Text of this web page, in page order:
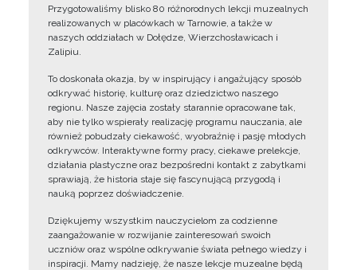
Przygotowaliśmy blisko 80 różnorodnych lekcji muzealnych
realizowanych w placówkach w Tarnowie, a także w
naszych oddziałach w Dołędze, Wierzchosławicach i
Zalipiu.
To doskonała okazja, by w inspirujący i angażujący sposób
odkrywać historię, kulturę oraz dziedzictwo naszego
regionu. Nasze zajęcia zostały starannie opracowane tak,
aby nie tylko wspierały realizację programu nauczania, ale
również pobudzały ciekawość, wyobraźnię i pasję młodych
odkrywców. Interaktywne formy pracy, ciekawe prelekcje,
działania plastyczne oraz bezpośredni kontakt z zabytkami
sprawiają, że historia staje się fascynującą przygodą i
nauką poprzez doświadczenie.
Dziękujemy wszystkim nauczycielom za codzienne
zaangażowanie w rozwijanie zainteresowań swoich
uczniów oraz wspólne odkrywanie świata pełnego wiedzy i
inspiracji. Mamy nadzieję, że nasze lekcje muzealne będą